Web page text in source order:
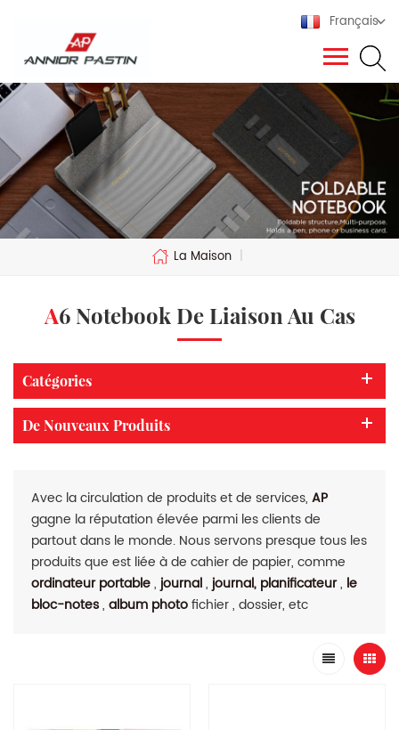
Français
La Maison |
A6 Notebook De Liaison Au Cas
Catégories
De Nouveaux Produits
Avec la circulation de produits et de services, AP
gagne la réputation élevée parmi les clients de
partout dans le monde. Nous servons presque tous les
produits que est liée à de cahier de papier, comme
ordinateur portable, journal, journal, planificateur, le
bloc-notes, album photofichier , dossier, etc